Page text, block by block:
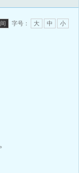
字号： 大 中 小